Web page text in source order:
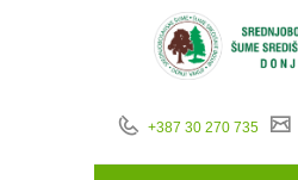
+387 30 270 735